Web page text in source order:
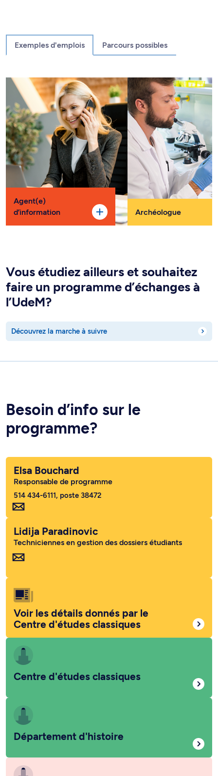
Exemples d'emplois Parcours possibles
Agent(e)
d’information
Archéologue
Vous étudiez ailleurs et souhaitez
faire un programme d’échanges à
l’UdeM?
Découvrez la marche à suivre
Besoin d’info sur le
programme?
Elsa Bouchard
Responsable de programme
514 434-6111, poste 38472
Lidija Paradinovic
Techniciennes en gestion des dossiers étudiants
Voir les détails donnés par le
Centre d'études classiques
Centre d'études classiques
Département d'histoire